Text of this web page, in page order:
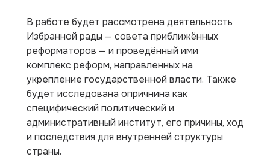
В работе будет рассмотрена деятельность
Избранной рады — совета приближённых
реформаторов — и проведённый ими
комплекс реформ, направленных на
укрепление государственной власти. Также
будет исследована опричнина как
специфический политический и
административный институт, его причины, ход
и последствия для внутренней структуры
страны.